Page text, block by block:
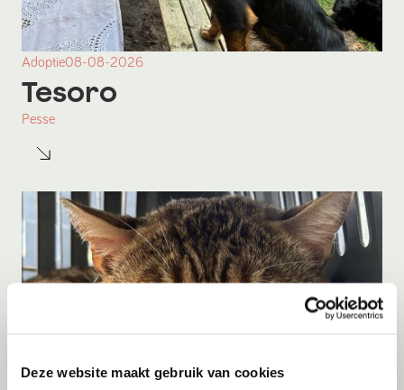
Deze website maakt gebruik van cookies
Adoptie08-08-2026
Tesoro
Pesse